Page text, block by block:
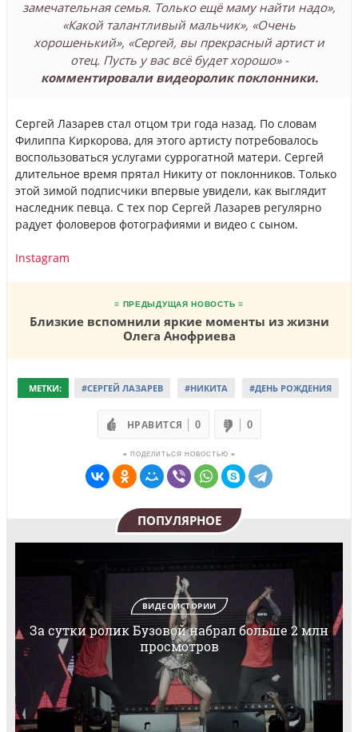
замечательная семья. Только ещё маму найти надо»,
«Какой талантливый мальчик», «Очень
хорошенький», «Сергей, вы прекрасный артист и
отец. Пусть у вас всё будет хорошо» -
комментировали видеоролик поклонники.
Сергей Лазарев стал отцом три года назад. По словам
Филиппа Киркорова, для этого артисту потребовалось
воспользоваться услугами суррогатной матери. Сергей
длительное время прятал Никиту от поклонников. Только
этой зимой подписчики впервые увидели, как выглядит
наследник певца. С тех пор Сергей Лазарев регулярно
радует фоловеров фотографиями и видео с сыном.
Instagram
≡ ПРЕДЫДУЩАЯ НОВОСТЬ ≡
Близкие вспомнили яркие моменты из жизни
Олега Анофриева
МЕТКИ: #СЕРГЕЙ ЛАЗАРЕВ #НИКИТА #ДЕНЬ РОЖДЕНИЯ
НРАВИТСЯ 0 0
≡ ПОДЕЛИТЬСЯ НОВОСТЬЮ ≡
ПОПУЛЯРНОЕ
ВИДЕОИСТОРИИ
За сутки ролик Бузовой набрал больше 2 млн
просмотров